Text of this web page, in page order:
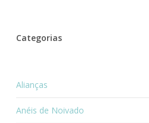
Categorias
Alianças
Anéis de Noivado